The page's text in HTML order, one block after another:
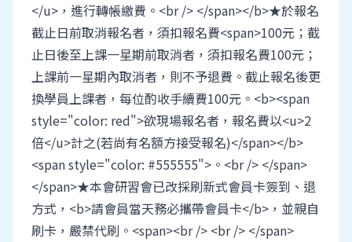
</u>，進行轉帳繳費。<br /> </span></b>★於報名
截止日前取消報名者，須扣報名費<span>100元；截
止日後至上課一星期前取消者，須扣報名費100元；
上課前一星期內取消者，則不予退費。截止報名後更
換學員上課者，每位酌收手續費100元。<b><span
style="color: red">欲現場報名者，報名費以<u>2
倍</u>計之(若尚有名額方接受報名)</span></b>
<span style="color: #555555">。<br /> </span>
</span>★本會研習會已改採刷新式會員卡簽到、退
方式，<b>請會員當天務必攜帶會員卡</b>，並親自
刷卡，嚴禁代刷。<span><br /> <br /> </span>